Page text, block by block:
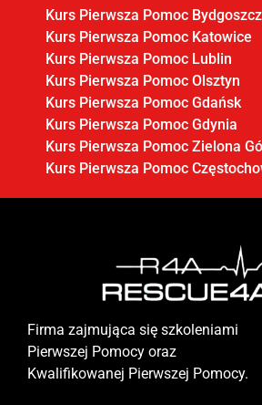
Kurs Pierwsza Pomoc Bydgoszcz
Kurs Pierwsza Pomoc Katowice
Kurs Pierwsza Pomoc Lublin
Kurs Pierwsza Pomoc Olsztyn
Kurs Pierwsza Pomoc Gdańsk
Kurs Pierwsza Pomoc Gdynia
Kurs Pierwsza Pomoc Zielona
Kurs Pierwsza Pomoc
Firma zajmująca się szkoleniami
Pierwszej Pomocy oraz
Kwalifikowanej Pierwszej Pomocy.